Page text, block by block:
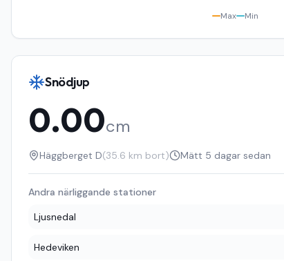
Max Min
Snödjup
0.00cm
Häggberget D(35.6 km bort) Mätt 5 dagar sedan
Andra närliggande stationer
Ljusnedal
Hedeviken